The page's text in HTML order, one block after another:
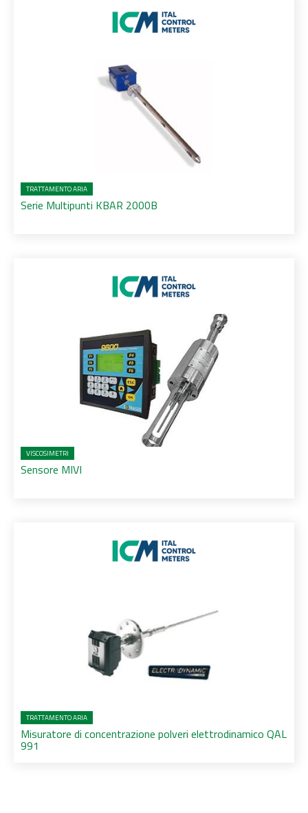
TRATTAMENTO ARIA
Serie Multipunti KBAR 2000B
VISCOSIMETRI
Sensore MIVI
TRATTAMENTO ARIA
Misuratore di concentrazione polveri elettrodinamico QAL
991